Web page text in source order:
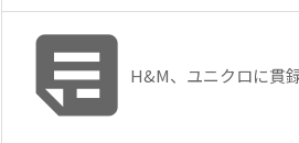
H&M、ユニクロに貫